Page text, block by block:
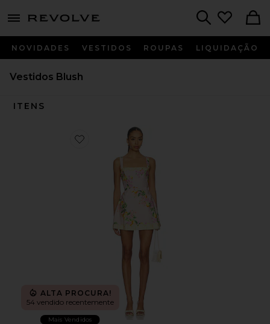
menu - shows more content
NOVIDADES VESTIDOS ROUPAS LIQUIDAÇÃO
Vestidos Blush
ITENS
Favorite Judie Romper
ALTA PROCURA!
54 vendido recentemente
Mais Vendidos